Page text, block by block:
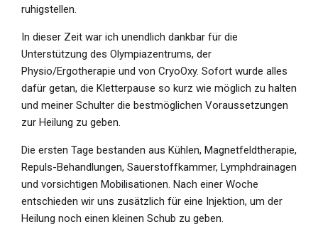
ruhigstellen.
In dieser Zeit war ich unendlich dankbar für die
Unterstützung des Olympiazentrums, der
Physio/Ergotherapie und von CryoOxy. Sofort wurde alles
dafür getan, die Kletterpause so kurz wie möglich zu halten
und meiner Schulter die bestmöglichen Voraussetzungen
zur Heilung zu geben.
Die ersten Tage bestanden aus Kühlen, Magnetfeldtherapie,
Repuls-Behandlungen, Sauerstoffkammer, Lymphdrainagen
und vorsichtigen Mobilisationen. Nach einer Woche
entschieden wir uns zusätzlich für eine Injektion, um der
Heilung noch einen kleinen Schub zu geben.